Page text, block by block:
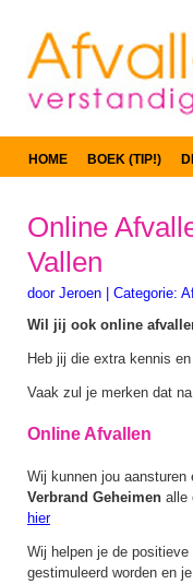
HOME BOEK (TIP!)
Online
Vallen
door Jeroen Categorie:
Wil jij ook online
Heb jij die extra kennis
Vaak zul je merken dat
Online Afvallen
Wij kunnen jou
Verbrand Geheimen alle
hier
Wij helpen je de
gestimuleerd worden en